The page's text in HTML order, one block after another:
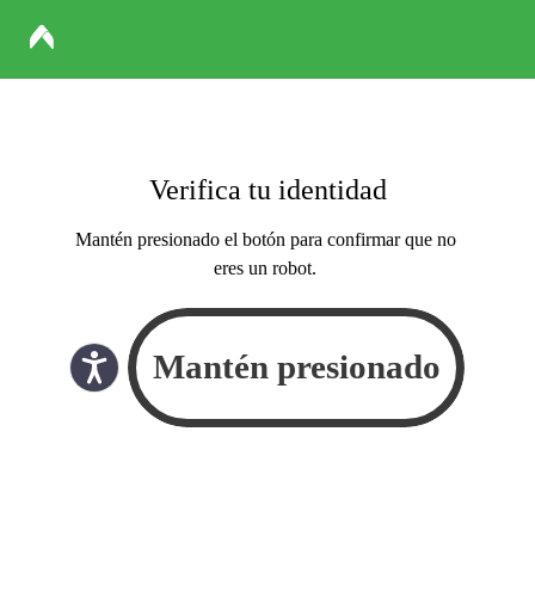
Verifica tu identidad
Mantén presionado el botón para confirmar que no
eres un robot.